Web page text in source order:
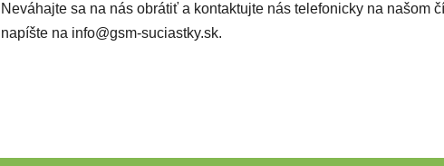
Neváhajte sa na nás obrátiť a kontaktujte nás telefonicky na našom
napíšte na info@gsm-suciastky.sk.